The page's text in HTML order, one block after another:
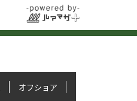
オフショア